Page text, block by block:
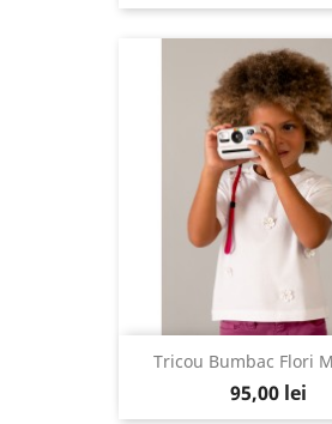
Tricou Bumbac Flori
95,00 lei